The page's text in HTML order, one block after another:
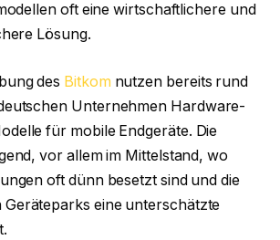
oft eine wirtschaftlichere und
Lösung.
des Bitkom nutzen bereits rund
Unternehmen Hardware-
für mobile Endgeräte. Die
vor allem im Mittelstand, wo
oft dünn besetzt sind und die
eine unterschätzte